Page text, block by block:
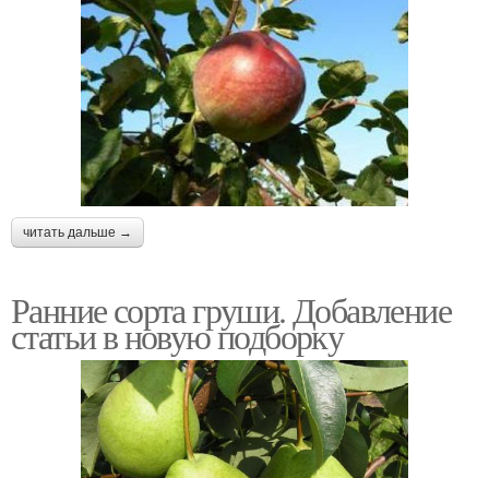
читать дальше →
Ранние сорта груши. Добавление
статьи в новую подборку